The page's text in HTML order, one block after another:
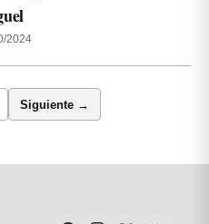
2024
Siguiente →